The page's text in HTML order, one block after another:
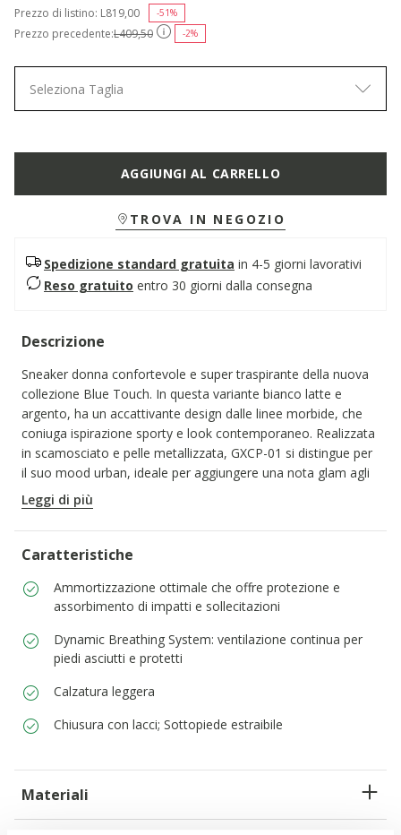
Prezzo precedente:L409,50 -2%
Prezzo di listino: Price reduced from
L819,00 -51%
Seleziona Taglia
AGGIUNGI AL CARRELLO
TROVA IN NEGOZIO
Spedizione standard gratuita in 4-5 giorni lavorativi
Reso gratuito entro 30 giorni dalla consegna
Descrizione
Sneaker donna confortevole e super traspirante della nuova
collezione Blue Touch. In questa variante bianco latte e
argento, ha un accattivante design dalle linee morbide, che
coniuga ispirazione sporty e look contemporaneo. Realizzata
in scamosciato e pelle metallizzata, GXCP-01 si distingue per
il suo mood urban, ideale per aggiungere una nota glam agli
outfit di tutti i giorni.
CODICE PRODOTTO:
Leggi di più
Caratteristiche
Ammortizzazione ottimale che offre protezione e
assorbimento di impatti e sollecitazioni
Dynamic Breathing System: ventilazione continua per
piedi asciutti e protetti
Calzatura leggera
Chiusura con lacci; Sottopiede estraibile
Materiali